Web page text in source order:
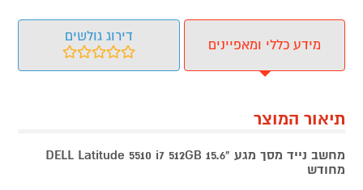
מידע כללי ומאפיינים
דירוג גולשים
תיאור המוצר
מחשב נייד מסך מגע "DELL Latitude 5510 i7 512GB 15.6
מחודש